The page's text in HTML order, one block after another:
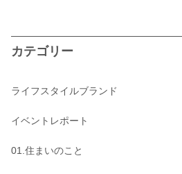
カテゴリー
ライフスタイルブランド
イベントレポート
01.住まいのこと